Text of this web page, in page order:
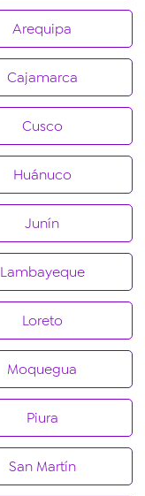
Arequipa
Cajamarca
Cusco
Huánuco
Junín
Lambayeque
Loreto
Moquegua
Piura
San Martín